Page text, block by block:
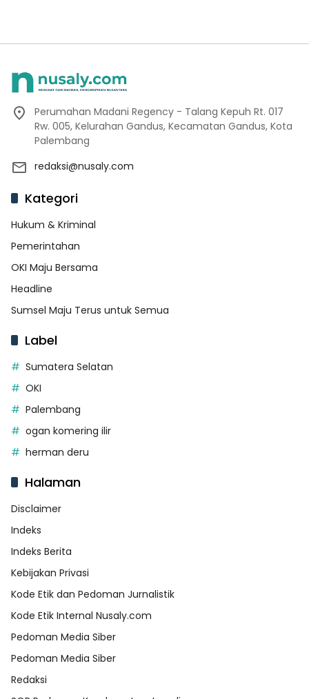
Perumahan Madani Regency - Talang Kepuh Rt. 017
Rw. 005, Kelurahan Gandus, Kecamatan Gandus, Kota
Palembang
redaksi@nusaly.com
Kategori
Hukum & Kriminal
Pemerintahan
OKI Maju Bersama
Headline
Sumsel Maju Terus untuk Semua
Label
Sumatera Selatan
OKI
Palembang
ogan komering ilir
herman deru
Halaman
Disclaimer
Indeks
Indeks Berita
Kebijakan Privasi
Kode Etik dan Pedoman Jurnalistik
Kode Etik Internal Nusaly.com
Pedoman Media Siber
Pedoman Media Siber
Redaksi